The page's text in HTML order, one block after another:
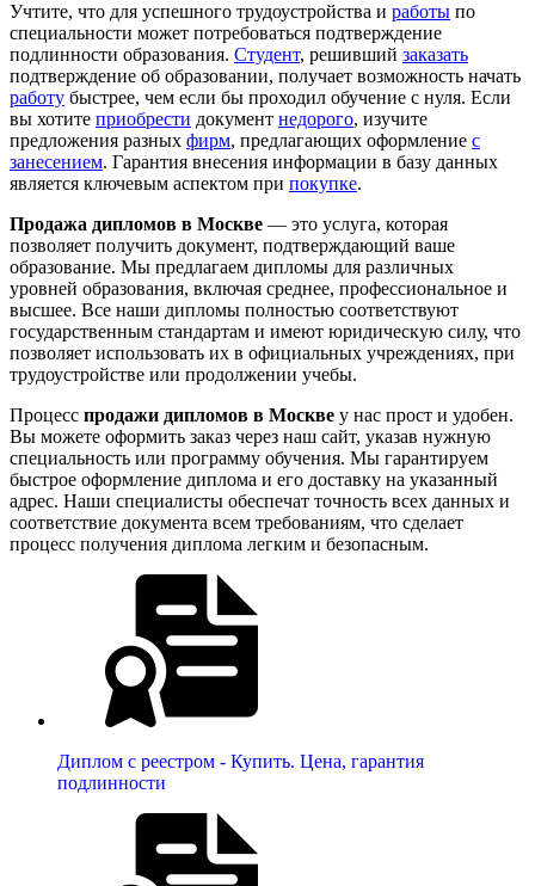
Учтите, что для успешного трудоустройства и работы по
специальности может потребоваться подтверждение
подлинности образования. Студент, решивший заказать
подтверждение об образовании, получает возможность начать
работу быстрее, чем если бы проходил обучение с нуля. Если
вы хотите приобрести документ недорого, изучите
предложения разных фирм, предлагающих оформление с
занесением. Гарантия внесения информации в базу данных
является ключевым аспектом при покупке.
Продажа дипломов в Москве — это услуга, которая
позволяет получить документ, подтверждающий ваше
образование. Мы предлагаем дипломы для различных
уровней образования, включая среднее, профессиональное и
высшее. Все наши дипломы полностью соответствуют
государственным стандартам и имеют юридическую силу, что
позволяет использовать их в официальных учреждениях, при
трудоустройстве или продолжении учебы.
Процесс продажи дипломов в Москве у нас прост и удобен.
Вы можете оформить заказ через наш сайт, указав нужную
специальность или программу обучения. Мы гарантируем
быстрое оформление диплома и его доставку на указанный
адрес. Наши специалисты обеспечат точность всех данных и
соответствие документа всем требованиям, что сделает
процесс получения диплома легким и безопасным.
Диплом с реестром - Купить. Цена, гарантия
подлинности